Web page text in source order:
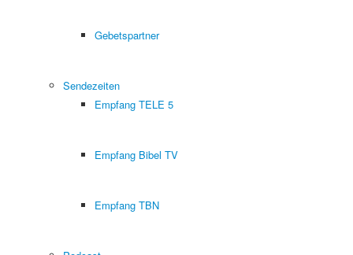
Gebetspartner
Sendezeiten
Empfang TELE 5
Empfang Bibel TV
Empfang TBN